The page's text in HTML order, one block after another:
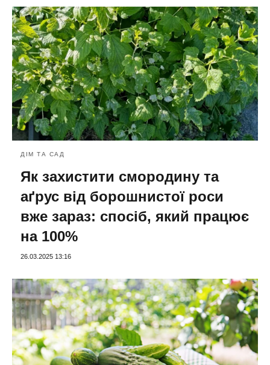
ДІМ ТА САД
Як захистити смородину та
аґрус від борошнистої роси
вже зараз: спосіб, який працює
на 100%
26.03.2025 13:16